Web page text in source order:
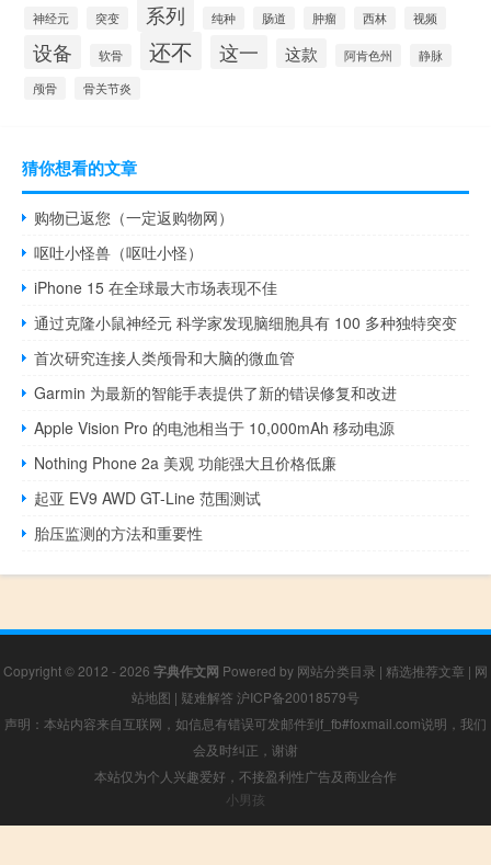
神经元 突变 系列 纯种 肠道 肿瘤 西林 视频
设备 软骨 还不 这一 这款 阿肯色州
静脉
颅骨
骨关节炎
猜你想看的文章
购物已返您（一定返购物网）
呕吐小怪兽（呕吐小怪）
iPhone 15 在全球最大市场表现不佳
通过克隆小鼠神经元 科学家发现脑细胞具有 100 多种独特突变
首次研究连接人类颅骨和大脑的微血管
Garmin 为最新的智能手表提供了新的错误修复和改进
Apple Vision Pro 的电池相当于 10,000mAh 移动电源
Nothing Phone 2a 美观 功能强大且价格低廉
起亚 EV9 AWD GT-Line 范围测试
胎压监测的方法和重要性
Copyright © 2012 - 2026 字典作文网 Powered by 网站分类目录 | 精选推荐文章 | 网
站地图 | 疑难解答 沪ICP备20018579号
声明：本站内容来自互联网，如信息有错误可发邮件到f_fb#foxmail.com说明，我们
会及时纠正，谢谢
本站仅为个人兴趣爱好，不接盈利性广告及商业合作
小男孩